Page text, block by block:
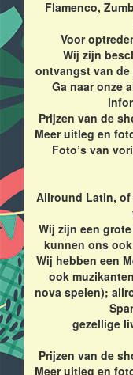
Flamenco,
Voor
Wij zijn
ontvangst van
Ga naar onze
Prijzen van de
Meer uitleg en
Foto’s van
Allround Latin,
Wij zijn een
kunnen ons
Wij hebben een
ook
nova spelen);
gezellige
Prijzen van de
Meer uitleg en